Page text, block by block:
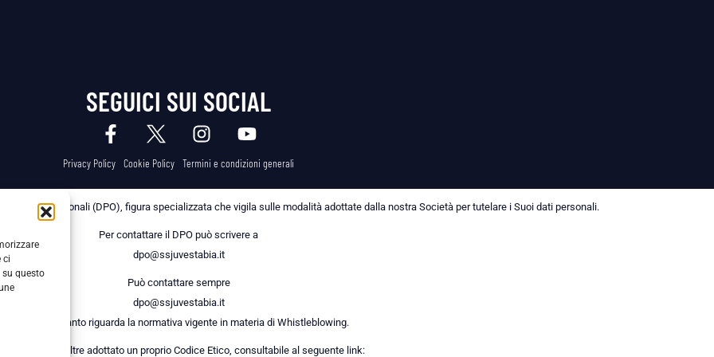
ci
questo
SEGUICI SUI SOCIAL
Privacy Policy Cookie Policy Termini e condizioni generali
dei Dati Personali (DPO), figura specializzata che vigila sulle modalità adottate dalla nostra Società per tutelare i Suoi dati personali.
Per contattare il DPO può scrivere a
dpo@ssjuvestabia.it
Può contattare sempre
dpo@ssjuvestabia.it
anche per quanto riguarda la normativa vigente in materia di Whistleblowing.
Società ha inoltre adottato un proprio Codice Etico, consultabile al seguente link: